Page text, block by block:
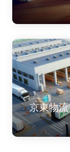
Warning:
/home/
content/
widgets/
" >